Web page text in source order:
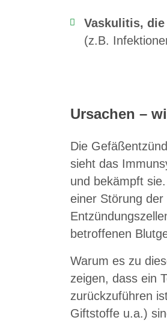
Vaskulitis,
(z.B.
Ursachen –
Die
sieht das
und bekämpft
einer Störung
betroffenen
Warum es zu
zeigen, dass ein
zurückzuführen
Giftstoffe u.a.)